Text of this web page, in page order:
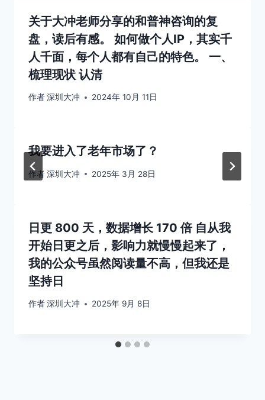
关于大冲老师分享的和普神咨询的复
盘，读后有感。 如何做个人IP，其实千
人千面，每个人都有自己的特色。 一、
梳理现状 认清
作者深圳大冲 2024年 10月 11日
我要进入了老年市场了？
作者深圳大冲 2025年 3月 28日
日更 800 天，数据增长 170 倍 自从我
开始日更之后，影响力就慢慢起来了，
我的公众号虽然阅读量不高，但我还是
坚持日
作者深圳大冲 2025年 9月 8日